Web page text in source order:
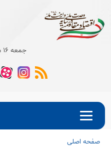
Open
جمعه 16 مرداد 1405
صفحه اصلی